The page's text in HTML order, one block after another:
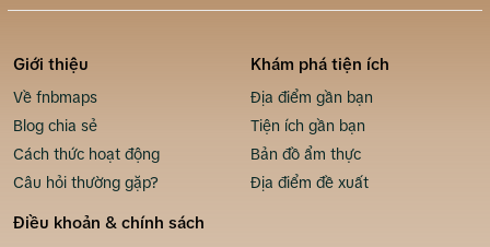
Giới thiệu
Về fnbmaps
Blog chia sẻ
Cách thức hoạt động
Câu hỏi thường gặp?
Khám phá tiện ích
Địa điểm gần bạn
Tiện ích gần bạn
Bản đồ ẩm thực
Địa điểm đề xuất
Điều khoản & chính sách